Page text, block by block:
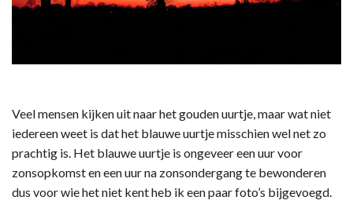
Veel mensen kijken uit naar het gouden uurtje, maar wat niet
iedereen weet is dat het blauwe uurtje misschien wel net zo
prachtig is. Het blauwe uurtje is ongeveer een uur voor
zonsopkomst en een uur na zonsondergang te bewonderen
dus voor wie het niet kent heb ik een paar foto’s bijgevoegd.